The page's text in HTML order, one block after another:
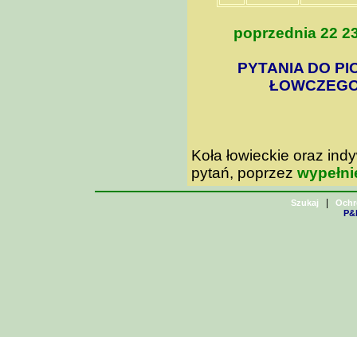
poprzednia 22
PYTANIA DO
Koła łowieckie oraz
pytań, poprzez
Szukaj